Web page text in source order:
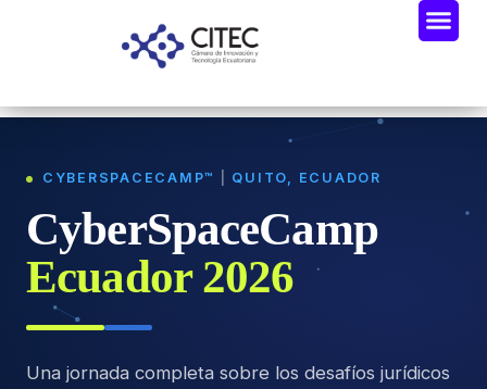
CYBERSPACECAMP™ QUITO, ECUADOR
CyberSpaceCamp
Ecuador 2026
Una jornada completa sobre los desafíos jurídicos